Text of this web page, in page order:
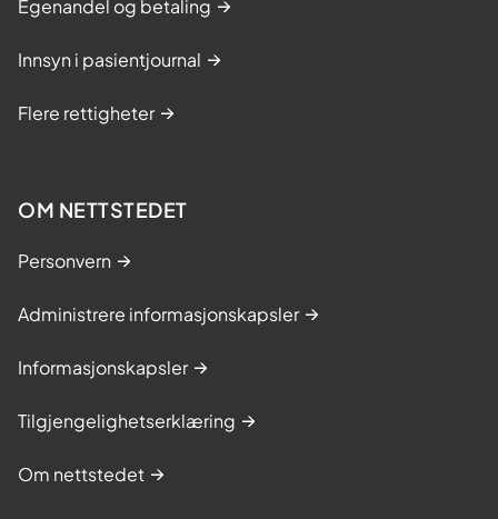
Egenandel og betaling
Innsyn i pasientjournal
Flere rettigheter
OM NETTSTEDET
Personvern
Administrere informasjonskapsler
Informasjonskapsler
Tilgjengelighetserklæring
Om nettstedet